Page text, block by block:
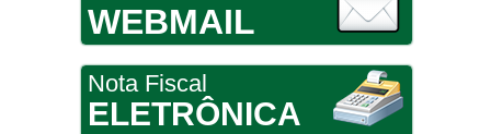
WEBMAIL
Nota Fiscal
ELETRÔNICA